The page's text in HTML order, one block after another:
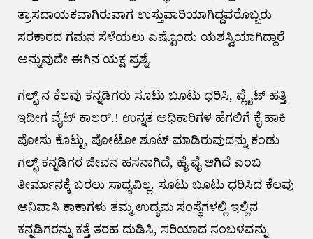
ತ್ರಾಸದಾಯಕವಾಗಿರುವಾಗ ಉಸ್ತುವಾರಿಯಾಗಿದ್ದವರೊಬ್ಬರು
ಸರಕಾರದ ಗಮನ ಸೆಳೆಯಲು ಎಷ್ಟೊಂದು ಯಶಸ್ವಿಯಾಗಿದ್ದಾರೆ
ಅನ್ನುವುದೇ ಈಗಿನ ಯಕ್ಷ ಪ್ರಶ್ನೆ.
ಗಲ್ಫ್ ನ ಕೆಲವು ಕನ್ನಡಿಗರು ಸೂಟು ಬೂಟು ಧರಿಸಿ, ಪ್ಲೈಟ್ ಹತ್ತಿ
ಇದೀಗ ವೈಟ್ ಕಾಲರ್.! ಉನ್ನತ ಅಧಿಕಾರಿಗಳ ಹೆಗಲಿಗೆ ಕೈ ಹಾಕಿ
ಪೋಸು ಕೊಟ್ಟು, ಪೋಟೋ ಶೂಟ್ ಮಾಡಿರುವುದನ್ನು ಕಂಡು
ಗಲ್ಫ್ ಕನ್ನಡಿಗರ ಜೀವನ ಹಸನಾಗಿದೆ, ಹೈ ಫೈ ಆಗಿದೆ ಎಂಬ
ತೀರ್ಮಾನಕ್ಕೆ ಬರಲು ಸಾಧ್ಯವಿಲ್ಲ. ಸೂಟು ಬೂಟು ಧರಿಸಿದ ಕೆಲವು
ಅನಿವಾಸಿ ಕಾಕಾಗಳು ತಮ್ಮ ಉದ್ಯಮ ಸಂಸ್ಥೆಗಳಲ್ಲಿ ಇಲ್ಲಿನ
ಕನ್ನಡಿಗರನ್ನು ಕತ್ತೆ ತರಹ ದುಡಿಸಿ, ಸರಿಯಾದ ಸಂಬಳವನ್ನು